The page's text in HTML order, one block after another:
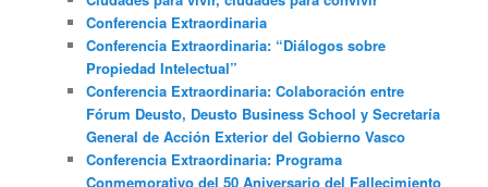
Conferencia Extraordinaria
Conferencia Extraordinaria: “Diálogos sobre
Propiedad Intelectual”
Conferencia Extraordinaria: Colaboración entre
Fórum Deusto, Deusto Business School y Secretaría
General de Acción Exterior del Gobierno Vasco
Conferencia Extraordinaria: Programa
Conmemorativo del 50 Aniversario del Fallecimiento